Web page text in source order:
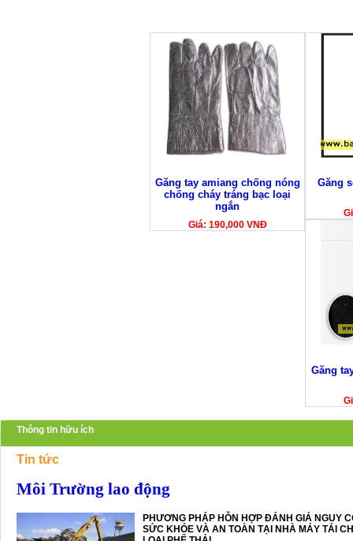
Găng tay amiang chống nóng
chống cháy tráng bạc loại
ngắn
Giá: 190,000 VNĐ
Găng
Găng
Thông tin hữu ích
Tin tức
Môi Trường lao động
PHƯƠNG PHÁP HỖN HỢP ĐÁNH GIÁ NGUY
SỨC KHỎE VÀ AN TOÀN TẠI NHÀ MÁY TÁI